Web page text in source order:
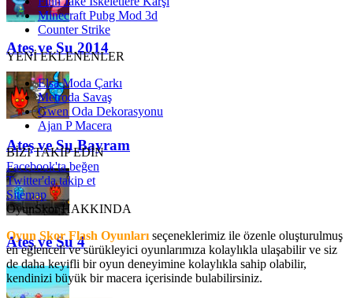
Ateş ve Su 2014
Ateş ve Su Bayram
Ateş ve Su 4
Minecraft Pubg Mod 3d
Counter Strike
YENİ EKLENENLER
Elsa Moda Çarkı
Metroda Savaş
Gwen Oda Dekorasyonu
Ajan P Macera
BİZİ TAKİP EDİN
Facebook'ta beğen
Twitter'da takip et
Sitemap
OyunSkor HAKKINDA
Oyun Skor Flash Oyunları seçeneklerimiz ile özenle oluşturulmuş
en eğlenceli ve sürükleyici oyunlarımıza kolaylıkla ulaşabilir ve siz
de daha keyifli bir oyun deneyimine kolaylıkla sahip olabilir,
kendinizi büyük bir macera içerisinde bulabilirsiniz.